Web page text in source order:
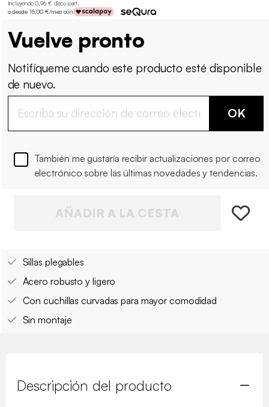
Incluyendo 0,96 € d'éco-part.
o desde 15,00 €/mes con
Vuelve pronto
Notifíqueme cuando este producto esté disponible
de nuevo.
OK
También me gustaría recibir actualizaciones por correo
electrónico sobre las últimas novedades y tendencias.
AÑADIR A LA CESTA
Sillas plegables
Acero robusto y ligero
Con cuchillas curvadas para mayor comodidad
Sin montaje
Descripción del producto